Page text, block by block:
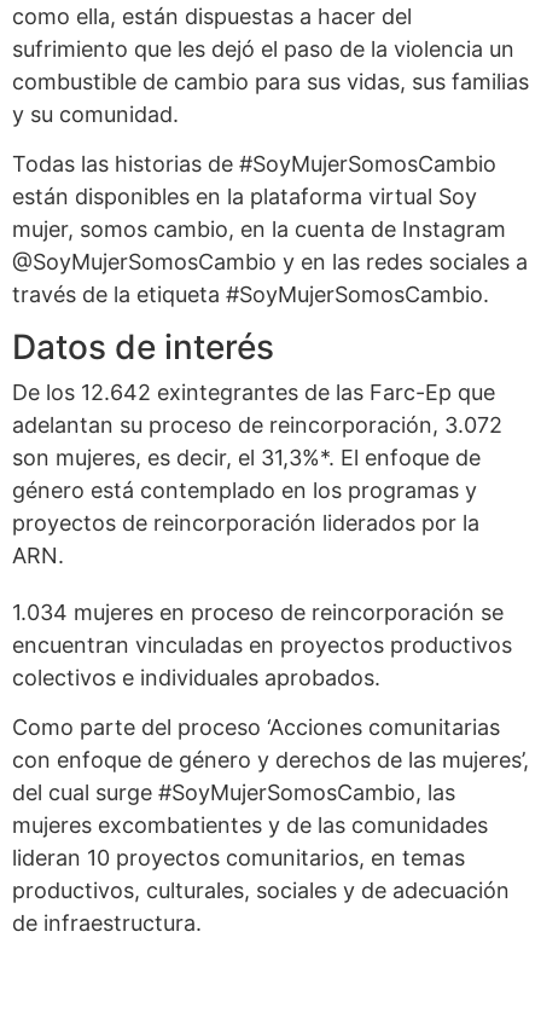
como ella, están dispuestas a hacer del
sufrimiento que les dejó el paso de la violencia un
combustible de cambio para sus vidas, sus familias
y su comunidad.
Todas las historias de #SoyMujerSomosCambio
están disponibles en la plataforma virtual Soy
mujer, somos cambio, en la cuenta de Instagram
@SoyMujerSomosCambio y en las redes sociales a
través de la etiqueta #SoyMujerSomosCambio.
Datos de interés
De los 12.642 exintegrantes de las Farc-Ep que
adelantan su proceso de reincorporación, 3.072
son mujeres, es decir, el 31,3%*. El enfoque de
género está contemplado en los programas y
proyectos de reincorporación liderados por la
ARN.
1.034 mujeres en proceso de reincorporación se
encuentran vinculadas en proyectos productivos
colectivos e individuales aprobados.
Como parte del proceso ‘Acciones comunitarias
con enfoque de género y derechos de las mujeres’,
del cual surge #SoyMujerSomosCambio, las
mujeres excombatientes y de las comunidades
lideran 10 proyectos comunitarios, en temas
productivos, culturales, sociales y de adecuación
de infraestructura.